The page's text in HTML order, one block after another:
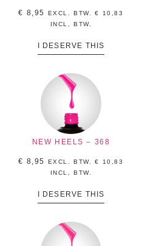
€ 8,95 EXCL. BTW.€
10,83
INCL, BTW.
I DESERVE THIS
NEW HEELS – 368
€ 8,95 EXCL. BTW.€
10,83
INCL, BTW.
I DESERVE THIS